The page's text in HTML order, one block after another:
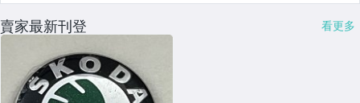
賣家最新刊登 看更多